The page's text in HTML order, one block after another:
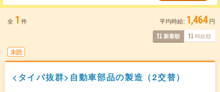
全 1 件 平均時給: 1,464 円
新着順 時給順
未読
<タイパ抜群>自動車部品の製造（2交替）